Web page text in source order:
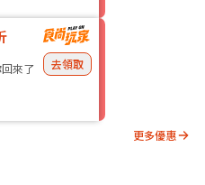
來了
去領取
更多優惠